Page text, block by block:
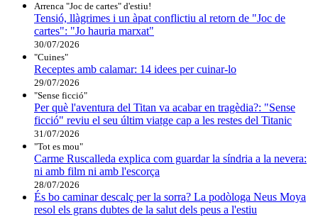
Arrenca "Joc de cartes" d'estiu!
Tensió, llàgrimes i un àpat conflictiu al retorn de "Joc de
cartes": "Jo hauria marxat"
30/07/2026
"Cuines"
Receptes amb calamar: 14 idees per cuinar-lo
29/07/2026
"Sense ficció"
Per què l'aventura del Titan va acabar en tragèdia?: "Sense
ficció" reviu el seu últim viatge cap a les restes del Titanic
31/07/2026
"Tot es mou"
Carme Ruscalleda explica com guardar la síndria a la nevera:
ni amb film ni amb l'escorça
28/07/2026
És bo caminar descalç per la sorra? La podòloga Neus Moya
resol els grans dubtes de la salut dels peus a l'estiu